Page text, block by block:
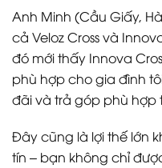
Anh Minh (Cầu Giấy,
cả Veloz Cross và
đó mới thấy Innova
phù hợp cho gia đình
đãi và trả góp phù hợp
Đây cũng là lợi thế lớn
tín – bạn không chỉ